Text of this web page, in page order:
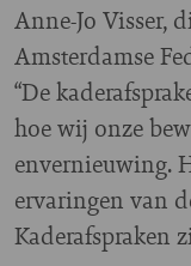
Anne-Jo Visser,
Amsterdamse
“De
hoe wij onze
envernieuwing.
ervaringen van
Kaderafspraken